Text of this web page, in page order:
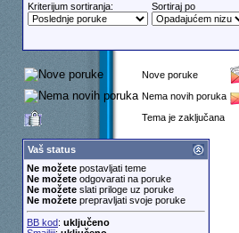
Kriterijum sortiranja:
Sortiraj po
Nove poruke
Nema novih poruka
Tema je zaključana
Vaš status
Ne možetepostavljati teme
Ne možeteodgovarati na poruke
Ne možeteslati priloge uz poruke
Ne možeteprepravljati svoje poruke
BB kod: uključeno